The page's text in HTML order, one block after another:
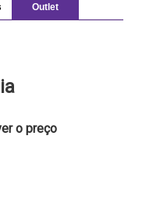
Outlet
o preço